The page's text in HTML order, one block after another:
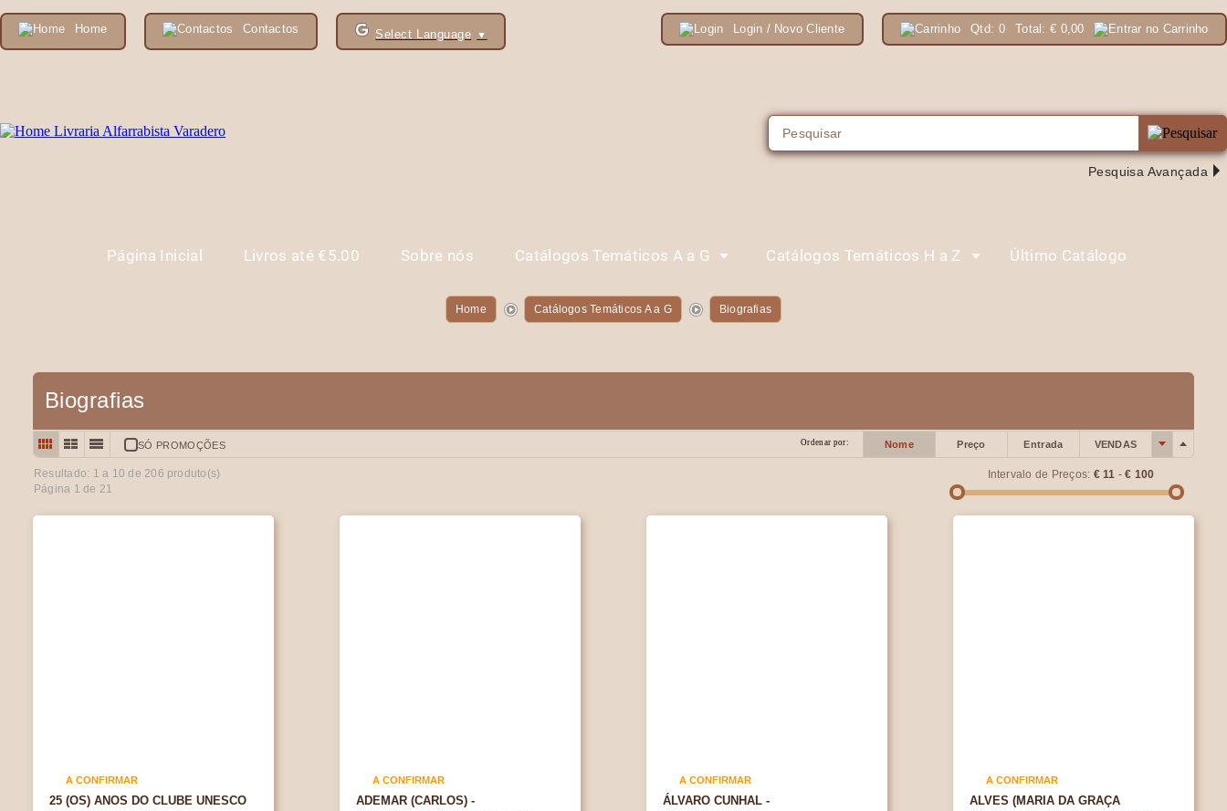
Home Contactos Select Language ▼ Login / Novo Cliente Qtd: 0 Total: € 0,00
Pesquisa Avançada
Página Inicial Livros até €5.00 Sobre nós Catálogos Temáticos A a G Catálogos Temáticos H a Z Último Catálogo
Home Catálogos Temáticos A a G Biografias
Biografias
SÓ PROMOÇÕES Ordenar por: Nome Preço Entrada VENDAS
Resultado: 1 a 10 de 206 produto(s)
Página 1 de 21
Intervalo de Preços: € 11 -€ 100
A CONFIRMAR
25 (OS) ANOS DO CLUBE UNESCO
A CONFIRMAR
ADEMAR (CARLOS) -
A CONFIRMAR
ÁLVARO CUNHAL -
A CONFIRMAR
ALVES (MARIA DA GRAÇA